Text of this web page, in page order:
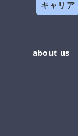
キャリア
about us